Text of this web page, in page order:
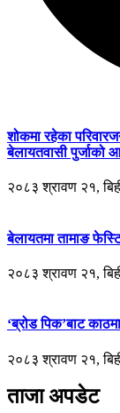
शोकमा रहेका
बेलायतवासी पुर्जाको
२०८३ श्रावण २१,
बेलायतमा तामाङ
२०८३ श्रावण २१,
‘ब्रोड पिक’बाट
२०८३ श्रावण २१,
ताजा अपडेट